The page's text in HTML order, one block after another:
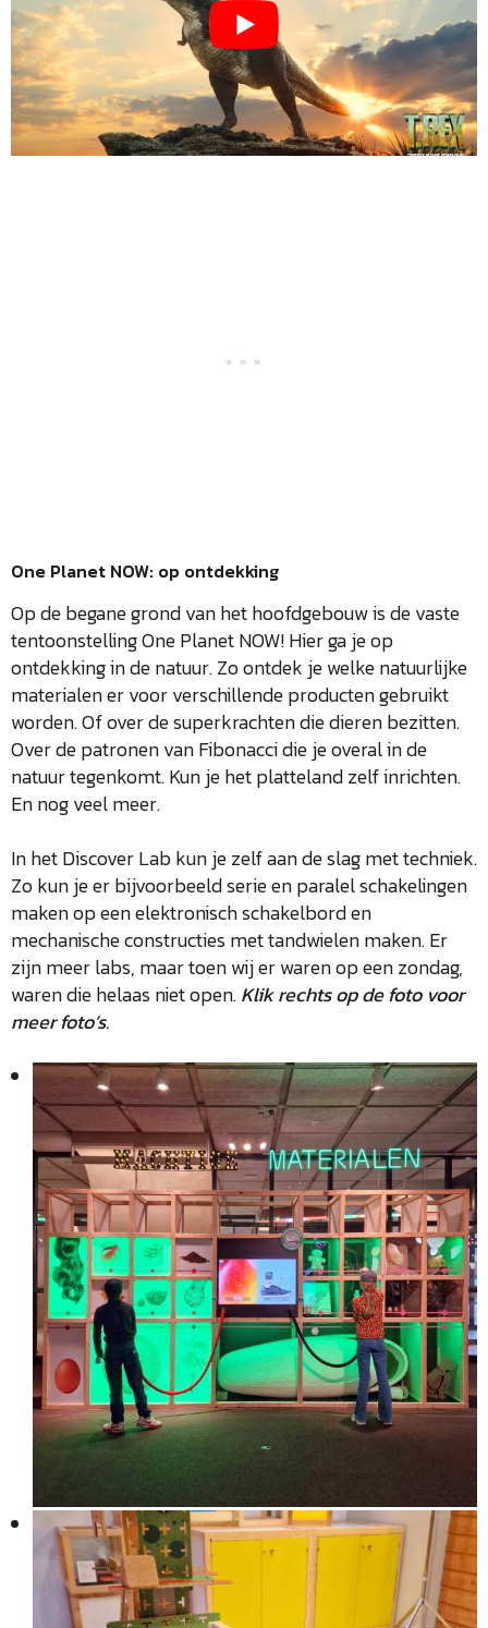
One Planet NOW: op ontdekking
Op de begane grond van het hoofdgebouw is de vaste
tentoonstelling One Planet NOW! Hier ga je op
ontdekking in de natuur. Zo ontdek je welke natuurlijke
materialen er voor verschillende producten gebruikt
worden. Of over de superkrachten die dieren bezitten.
Over de patronen van Fibonacci die je overal in de
natuur tegenkomt. Kun je het platteland zelf inrichten.
En nog veel meer.
In het Discover Lab kun je zelf aan de slag met techniek.
Zo kun je er bijvoorbeeld serie en paralel schakelingen
maken op een elektronisch schakelbord en
mechanische constructies met tandwielen maken. Er
zijn meer labs, maar toen wij er waren op een zondag,
waren die helaas niet open.Klik rechts op de foto voor
meer foto’s.